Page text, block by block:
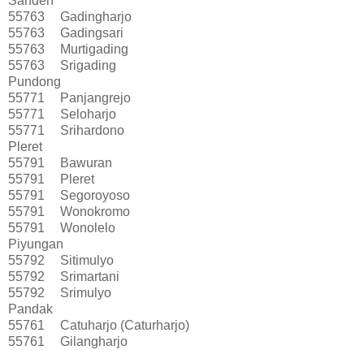
55763
Gadingharjo
55763
Gadingsari
55763
Murtigading
55763
Srigading
Pundong
55771
Panjangrejo
55771
Seloharjo
55771
Srihardono
Pleret
55791
Bawuran
55791
Pleret
55791
Segoroyoso
55791
Wonokromo
55791
Wonolelo
Piyungan
55792
Sitimulyo
55792
Srimartani
55792
Srimulyo
Pandak
55761
Catuharjo (Caturharjo)
55761
Gilangharjo